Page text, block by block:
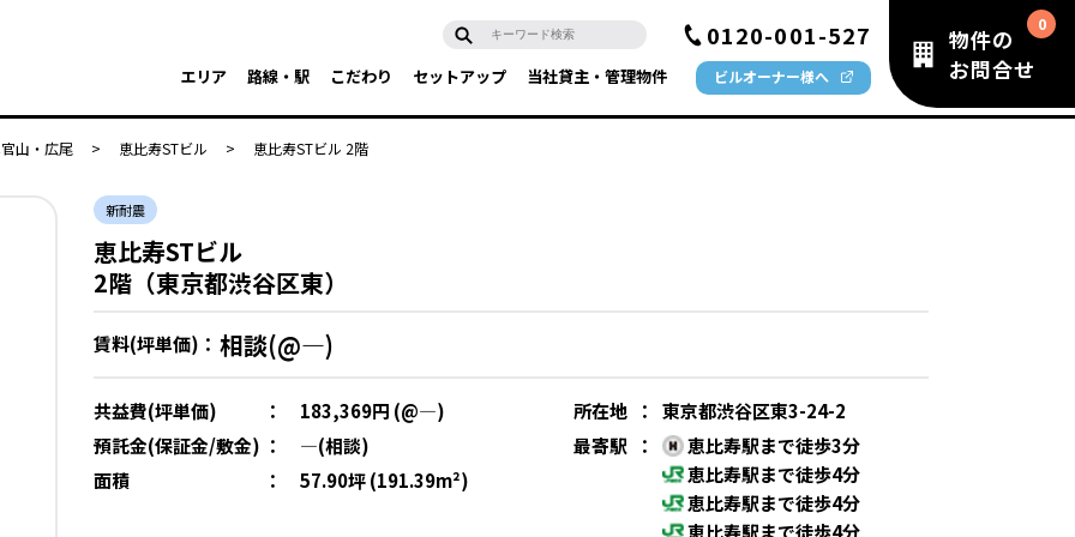
0120-001-527
エリア 路線・駅 こだわり セットアップ 当社貸主・管理物件 ビルオーナー様へ
物件の
お問合せ
山・広尾 > 恵比寿STビル > 恵比寿STビル 2階
新耐震
恵比寿STビル
2階（東京都渋谷区東）
賃料(坪単価)： 相談(@―)
共益費(坪単価) ：
183,369円 (@―)
預託金(保証金/敷金) ：
―(相談)
面積
： 57.90坪 (191.39m²)
所在地 ：
東京都渋谷区東3-24-2
最寄駅
：
恵比寿駅まで徒歩3分
恵比寿駅まで徒歩4分
恵比寿駅まで徒歩4分
恵比寿駅まで徒歩4分